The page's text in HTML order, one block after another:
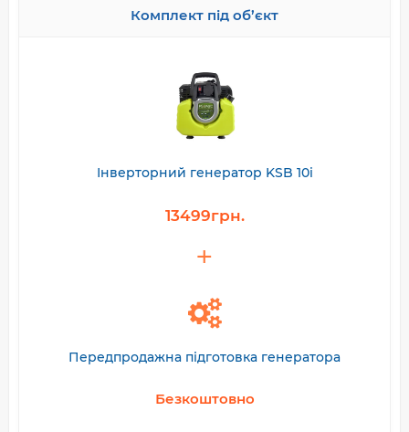
Комплект під об’єкт
Інверторний генератор KSB 10i
13499грн.
Передпродажна підготовка генератора
Безкоштовно